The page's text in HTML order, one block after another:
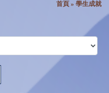
首頁 » 學生成就